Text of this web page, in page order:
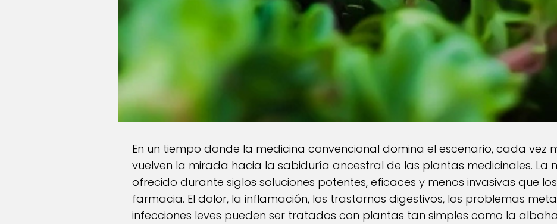
En un tiempo donde la medicina convencional domina el escenario, cada vez
vuelven la mirada hacia la sabiduría ancestral de las plantas medicinales. La
ofrecido durante siglos soluciones potentes, eficaces y menos invasivas que
farmacia. El dolor, la inflamación, los trastornos digestivos, los problemas
infecciones leves pueden ser tratados con plantas tan simples como la